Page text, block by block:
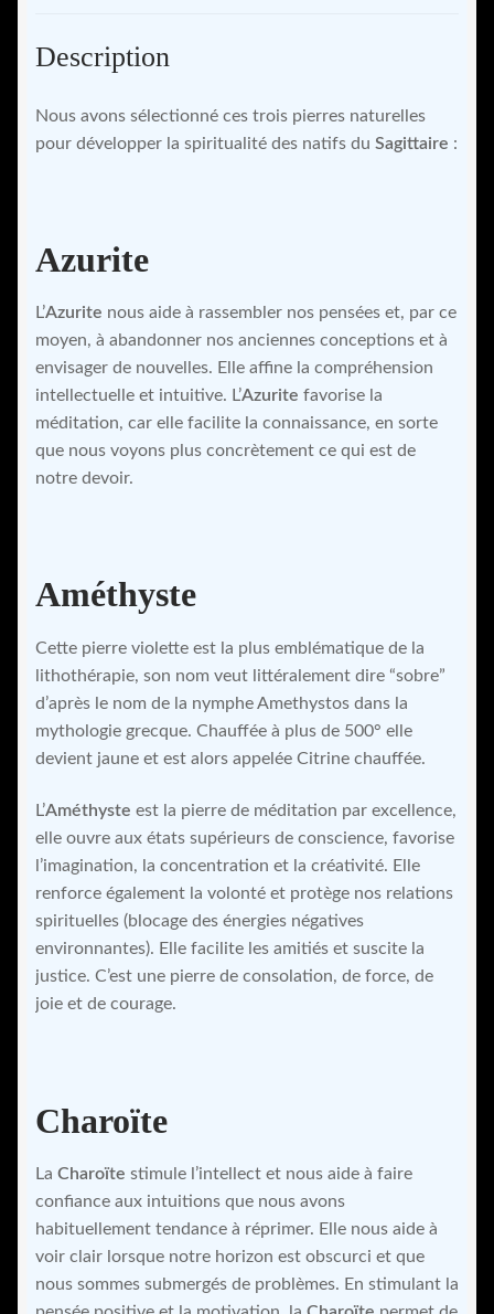
Description
Nous avons sélectionné ces trois pierres naturelles
pour développer la spiritualité des natifs du Sagittaire :
Azurite
L’Azurite nous aide à rassembler nos pensées et, par ce
moyen, à abandonner nos anciennes conceptions et à
envisager de nouvelles. Elle affine la compréhension
intellectuelle et intuitive. L’Azurite favorise la
méditation, car elle facilite la connaissance, en sorte
que nous voyons plus concrètement ce qui est de
notre devoir.
Améthyste
Cette pierre violette est la plus emblématique de la
lithothérapie, son nom veut littéralement dire “sobre”
d’après le nom de la nymphe Amethystos dans la
mythologie grecque. Chauffée à plus de 500° elle
devient jaune et est alors appelée Citrine chauffée.
L’Améthyste est la pierre de méditation par excellence,
elle ouvre aux états supérieurs de conscience, favorise
l’imagination, la concentration et la créativité. Elle
renforce également la volonté et protège nos relations
spirituelles (blocage des énergies négatives
environnantes). Elle facilite les amitiés et suscite la
justice. C’est une pierre de consolation, de force, de
joie et de courage.
Charoïte
La Charoïte stimule l’intellect et nous aide à faire
confiance aux intuitions que nous avons
habituellement tendance à réprimer. Elle nous aide à
voir clair lorsque notre horizon est obscurci et que
nous sommes submergés de problèmes. En stimulant la